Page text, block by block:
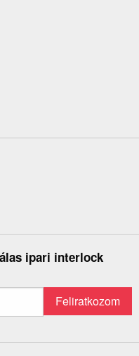
ipari interlock